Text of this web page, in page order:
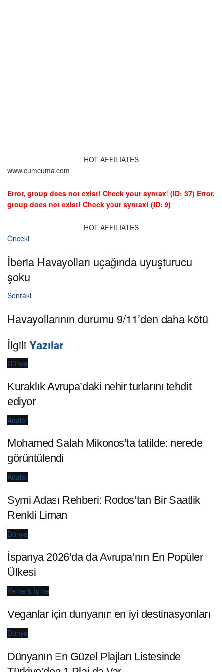
HOT AFFILIATES
www.cumcuma.com
Error, group does not exist! Check your syntax! (ID: 37) Error,
group does not exist! Check your syntax! (ID: 9)
HOT AFFILIATES
Önceki
İberia Havayolları uçağında uyuşturucu
şoku
Sonraki
Havayollarının durumu 9/11’den daha kötü
İlgili Yazılar
Dünya
Kuraklık Avrupa’daki nehir turlarını tehdit
ediyor
Adalar
Mohamed Salah Mikonos’ta tatilde: nerede
görüntülendi
Adalar
Symi Adası Rehberi: Rodos’tan Bir Saatlik
Renkli Liman
Dünya
İspanya 2026’da da Avrupa’nın En Popüler
Ülkesi
Yeme & İçme
Veganlar için dünyanın en iyi destinasyonları
Dünya
Dünyanın En Güzel Plajları Listesinde